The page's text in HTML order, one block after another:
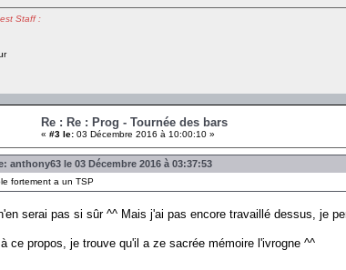
Staff :
Re : Re : Prog - Tournée des bars
« #3 le: 03 Décembre 2016 à 10:00:10 »
anthony63 le 03 Décembre 2016 à 03:37:53
fortement a un TSP
serai pas si sûr ^^ Mais j'ai pas encore travaillé dessus, je
ce propos, je trouve qu'il a ze sacrée mémoire l'ivrogne ^^